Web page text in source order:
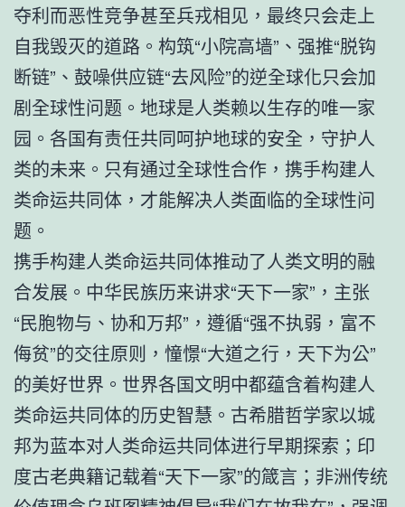
夺利而恶性竞争甚至兵戎相见，最终只会走上
自我毁灭的道路。构筑“小院高墙”、强推“脱钩
断链”、鼓噪供应链“去风险”的逆全球化只会加
剧全球性问题。地球是人类赖以生存的唯一家
园。各国有责任共同呵护地球的安全，守护人
类的未来。只有通过全球性合作，携手构建人
类命运共同体，才能解决人类面临的全球性问
题。
携手构建人类命运共同体推动了人类文明的融
合发展。中华民族历来讲求“天下一家”，主张
“民胞物与、协和万邦”，遵循“强不执弱，富不
侮贫”的交往原则，憧憬“大道之行，天下为公”
的美好世界。世界各国文明中都蕴含着构建人
类命运共同体的历史智慧。古希腊哲学家以城
邦为蓝本对人类命运共同体进行早期探索；印
度古老典籍记载着“天下一家”的箴言；非洲传统